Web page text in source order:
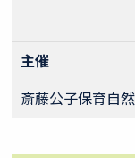
主催
斎藤公子保育自